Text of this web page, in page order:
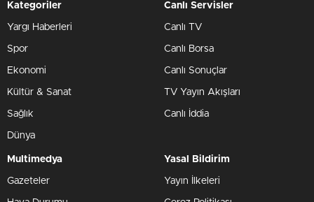
Kategoriler
Yargı Haberleri
Spor
Ekonomi
Kültür & Sanat
Sağlık
Dünya
Canlı Servisler
Canlı TV
Canlı Borsa
Canlı Sonuçlar
TV Yayın Akışları
Canlı İddia
Multimedya
Gazeteler
Yasal Bildirim
Yayın İlkeleri